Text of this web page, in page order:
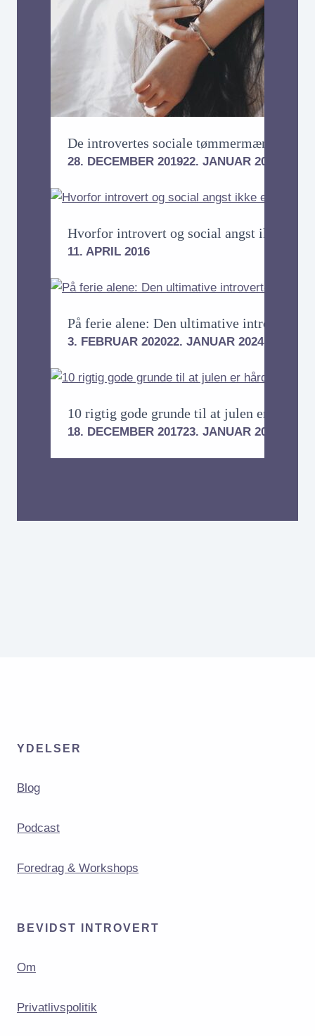
De introvertes sociale tømmermænd
28. DECEMBER 201922. JANUAR 2024
Hvorfor introvert og social angst ikke er
11. APRIL 2016
På ferie alene: Den ultimative introvert-
3. FEBRUAR 202022. JANUAR 2024
10 rigtig gode grunde til at julen er hård
18. DECEMBER 201723. JANUAR 2024
YDELSER
Blog
Podcast
Foredrag & Workshops
BEVIDST INTROVERT
Om
Privatlivspolitik